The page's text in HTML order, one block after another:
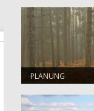
PLANUNG